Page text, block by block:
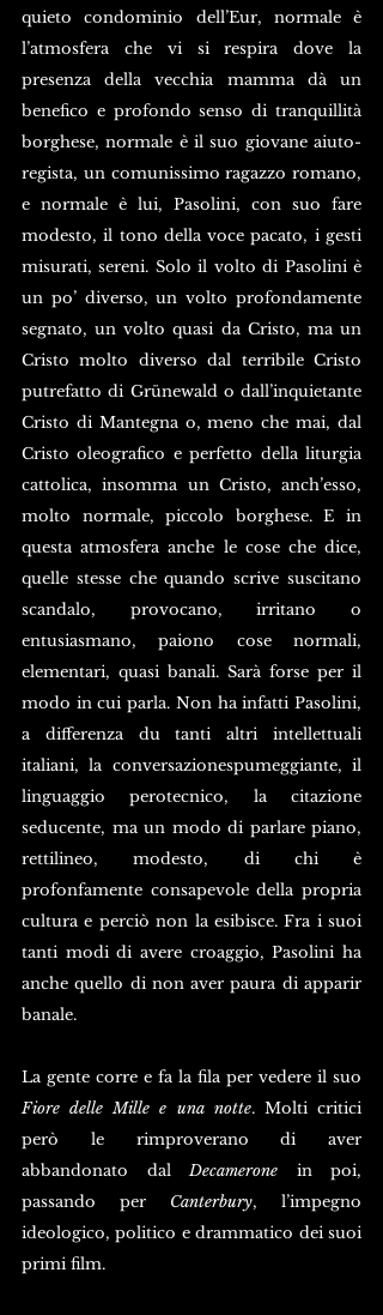
quieto condominio dell’Eur, normale è
l’atmosfera che vi si respira dove la
presenza della vecchia mamma dà un
benefico e profondo senso di tranquillità
borghese, normale è il suo giovane aiuto-
regista, un comunissimo ragazzo romano,
e normale è lui, Pasolini, con suo fare
modesto, il tono della voce pacato, i gesti
misurati, sereni. Solo il volto di Pasolini è
un po’ diverso, un volto profondamente
segnato, un volto quasi da Cristo, ma un
Cristo molto diverso dal terribile Cristo
putrefatto di Grünewald o dall’inquietante
Cristo di Mantegna o, meno che mai, dal
Cristo oleografico e perfetto della liturgia
cattolica, insomma un Cristo, anch’esso,
molto normale, piccolo borghese. E in
questa atmosfera anche le cose che dice,
quelle stesse che quando scrive suscitano
scandalo, provocano, irritano o
entusiasmano, paiono cose normali,
elementari, quasi banali. Sarà forse per il
modo in cui parla. Non ha infatti Pasolini,
a differenza du tanti altri intellettuali
italiani, la conversazionespumeggiante, il
linguaggio perotecnico, la citazione
seducente, ma un modo di parlare piano,
rettilineo, modesto, di chi è
profonfamente consapevole della propria
cultura e perciò non la esibisce. Fra i suoi
tanti modi di avere croaggio, Pasolini ha
anche quello di non aver paura di apparir
banale.
Fiore delle Mille e una notte. Molti critici
però le rimproverano di aver
abbandonato dal Decamerone in poi,
passando per Canterbury, l’impegno
ideologico, politico e drammatico dei suoi
primi film.